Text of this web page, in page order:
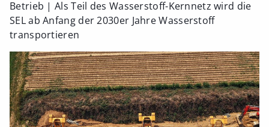
Betrieb | Als Teil des Wasserstoff-Kernnetz wird die
SEL ab Anfang der 2030er Jahre Wasserstoff
transportieren